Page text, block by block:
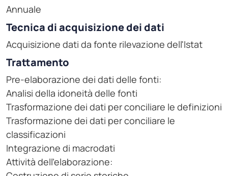
Annuale
Tecnica di acquisizione dei dati
Acquisizione dati da fonte rilevazione dell'Istat
Trattamento
Pre-elaborazione dei dati delle fonti:
Analisi della idoneità delle fonti
Trasformazione dei dati per conciliare le definizioni
Trasformazione dei dati per conciliare le
classificazioni
Integrazione di macrodati
Attività dell'elaborazione: